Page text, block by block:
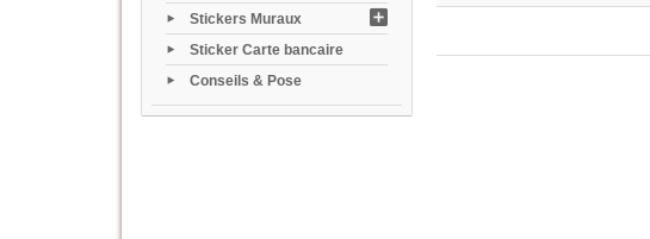
Stickers Muraux
Sticker Carte bancaire
Conseils & Pose